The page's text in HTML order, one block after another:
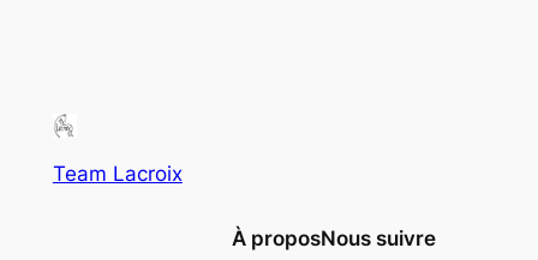
Team Lacroix
À proposNous suivre